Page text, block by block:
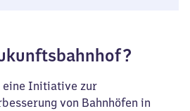
eine Initiative zur
von Bahnhöfen in